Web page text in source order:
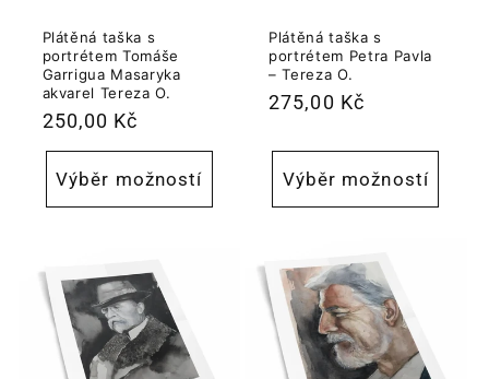
Plátěná taška s
portrétem Tomáše
Garrigua Masaryka
akvarel Tereza O.
Běžná
cena
250,00 Kč
Výběr možností
Plátěná taška s
portrétem Petra Pavla
– Tereza O.
Běžná
275,00 Kč
Výběr možností